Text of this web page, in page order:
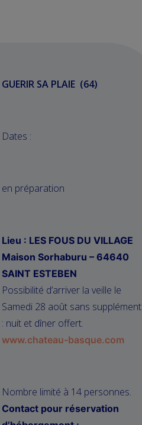
GUERIR SA PLAIE (64)
Dates :
en préparation
Lieu : LES FOUS DU VILLAGE
Maison Sorhaburu – 64640
SAINT ESTEBEN
Possibilité d’arriver la veille le
Samedi 28 août sans supplément
: nuit et dîner offert.
www.chateau-basque.com
Nombre limité à 14 personnes.
Contact pour réservation